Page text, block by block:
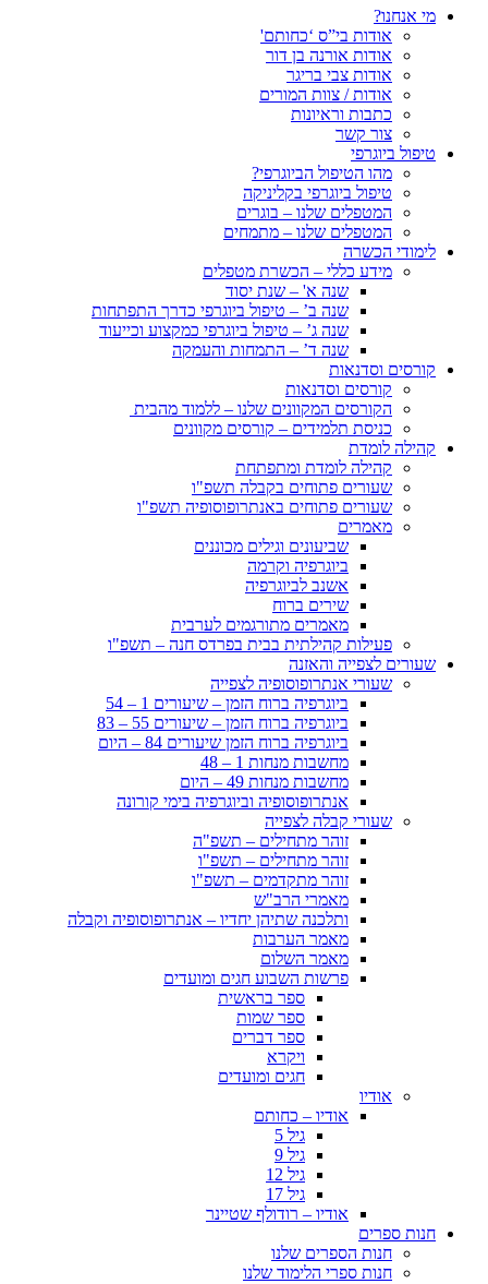
מי אנחנו?
אודות בי”ס ‘כחותם'
אודות אורנה בן דור
אודות צבי בריגר
אודות / צוות המורים
כתבות וראיונות
צור קשר
טיפול ביוגרפי
מהו הטיפול הביוגרפי?
טיפול ביוגרפי בקליניקה
המטפלים שלנו – בוגרים
המטפלים שלנו – מתמחים
לימודי הכשרה
מידע כללי – הכשרת מטפלים
שנה א' – שנת יסוד
שנה ב’ – טיפול ביוגרפי כדרך התפתחות
שנה ג’ – טיפול ביוגרפי כמקצוע וכייעוד
שנה ד’ – התמחות והעמקה
קורסים וסדנאות
קורסים וסדנאות
הקורסים המקוונים שלנו – ללמוד מהבית
כניסת תלמידים – קורסים מקוונים
קהילה לומדת
קהילה לומדת ומתפתחת
שעורים פתוחים בקבלה תשפ"ו
שעורים פתוחים באנתרופוסופיה תשפ"ו
מאמרים
שביעונים וגילים מכוננים
ביוגרפיה וקרמה
אשנב לביוגרפיה
שירים ברוח
מאמרים מתורגמים לערבית
פעילות קהילתית בבית בפרדס חנה – תשפ"ו
שעורים לצפייה והאזנה
שעורי אנתרופוסופיה לצפייה
ביוגרפיה ברוח הזמן – שיעורים 1 – 54
ביוגרפיה ברוח הזמן – שיעורים 55 – 83
ביוגרפיה ברוח הזמן שיעורים 84 – היום
מחשבות מנחות 1 – 48
מחשבות מנחות 49 – היום
אנתרופוסופיה וביוגרפיה בימי קורונה
שעורי קבלה לצפייה
זוהר מתחילים – תשפ"ה
זוהר מתחילים – תשפ"ו
זוהר מתקדמים – תשפ"ו
מאמרי הרב"ש
ותלכנה שתיהן יחדיו – אנתרופוסופיה וקבלה
מאמר הערבות
מאמר השלום
פרשות השבוע חגים ומועדים
ספר בראשית
ספר שמות
ספר דברים
ויקרא
חגים ומועדים
אודיו
אודיו – כחותם
גיל 5
גיל 9
גיל 12
גיל 17
אודיו – רודולף שטיינר
חנות ספרים
חנות הספרים שלנו
חנות ספרי הלימוד שלנו